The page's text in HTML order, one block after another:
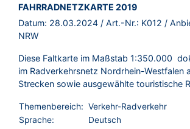
BROSCHÜRE:
FAHRRADNETZKARTE 2019
Datum: 28.03.2024 / Art.-Nr.: K012 /
NRW
Diese Faltkarte im Maßstab 1:350.000
im Radverkehrsnetz Nordrhein-Westfalen
Strecken sowie ausgewählte touristische
Themenbereich: Verkehr-Radverkehr
Sprache:
Deutsch